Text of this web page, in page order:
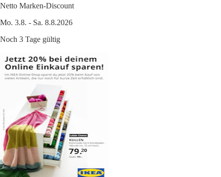
Netto Marken-Discount
Mo. 3.8. - Sa. 8.8.2026
Noch 3 Tage gültig